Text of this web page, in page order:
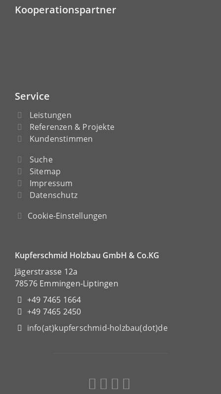
Kooperationspartner
Service
Leistungen
Referenzen & Projekte
Kundenstimmen
Suche
Sitemap
Impressum
Datenschutz
Cookie-Einstellungen
Kupferschmid Holzbau GmbH & Co.KG
Jägerstrasse 12a
78576 Emmingen-Liptingen
+49 7465 1664
+49 7465 2450
info(at)kupferschmid-holzbau(dot)de